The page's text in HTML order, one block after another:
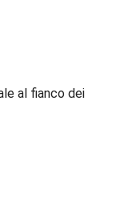
al fianco dei